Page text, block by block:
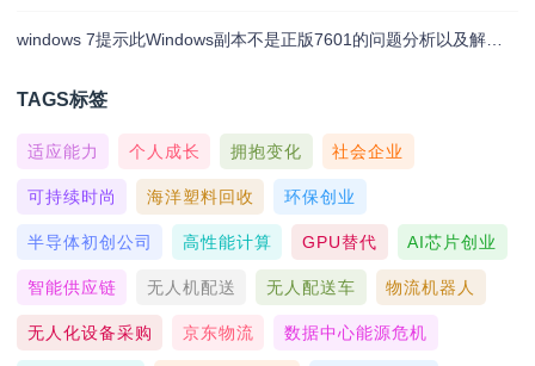
TAGS标签
适应能力 个人成长 拥抱变化 社会企业
可持续时尚 海洋塑料回收 环保创业
半导体初创公司 高性能计算 GPU替代 AI芯片创业
智能供应链 无人机配送 无人配送车 物流机器人
无人化设备采购 京东物流 数据中心能源危机